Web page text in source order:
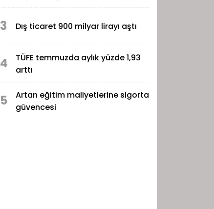
3 Dış ticaret 900 milyar lirayı aştı
4
TÜFE temmuzda aylık yüzde 1,93
arttı
5
Artan eğitim maliyetlerine sigorta
güvencesi